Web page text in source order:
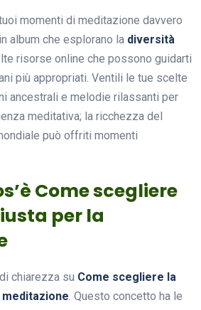
momenti di meditazione davvero
album che esplorano la diversità
risorse online che possono guidarti
più appropriati. Ventili le tue scelte
ancestrali e melodie rilassanti per
meditativa; la ricchezza del
può offriti momenti
Come scegliere
per la
chiarezza su Come scegliere la
. Questo concetto ha le